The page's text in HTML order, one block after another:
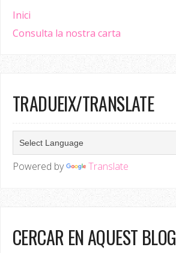
Inici
Consulta la nostra carta
TRADUEIX/TRANSLATE
Powered by Translate
CERCAR EN AQUEST BLOG